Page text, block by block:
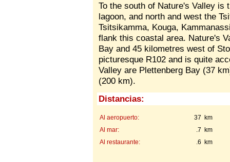
To the south of Nature's Valley is
lagoon, and north and west the
Tsitsikamma, Kouga,
flank this coastal area. Nature's
Bay and 45 kilometres west of
picturesque R102 and is quite
Valley are Plettenberg Bay (37
(200 km).
Distancias:
37 km
Al aeropuerto:
.7 km
Al mar:
.6 km
Al restaurante: